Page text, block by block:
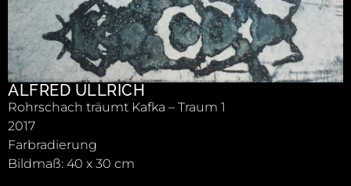
ALFRED ULLRICH
Rohrschach träumt Kafka – Traum 1
2017
Farbradierung
Bildmaß: 40 x 30 cm